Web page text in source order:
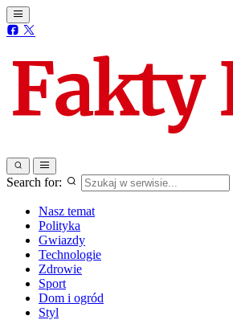
Search for:
Nasz temat
Polityka
Gwiazdy
Technologie
Zdrowie
Sport
Dom i ogród
Styl